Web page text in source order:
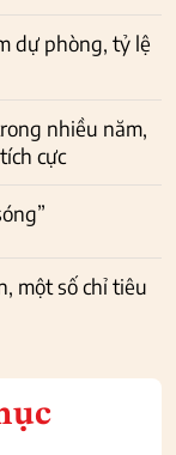
dự phòng, tỷ lệ
nhiều năm,
cực
một số chỉ tiêu